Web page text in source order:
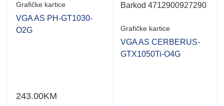
Grafičke kartice
VGA AS PH-GT1030-
O2G
243.00KM
Barkod 4712900927290
Grafičke kartice
VGA AS CERBERUS-
GTX1050Ti-O4G